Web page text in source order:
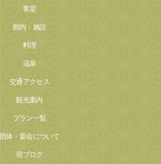
客室
館内・施設
料理
温泉
交通アクセス
観光案内
プラン一覧
団体・宴会について
宿ブログ